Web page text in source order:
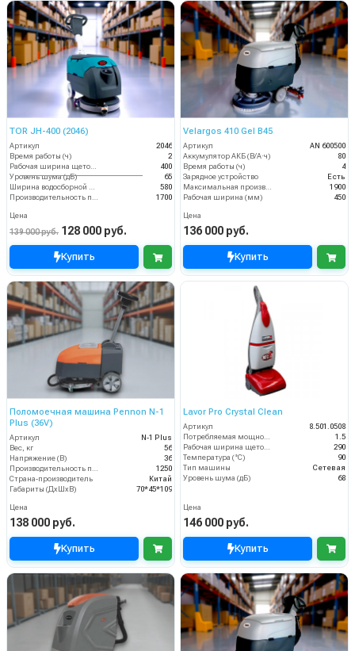
TOR JH-400 (2046)
Артикул
2046
Время работы (ч)
2
Рабочая ширина щеток (мм)
400
Уровень шума (дБ)
65
Ширина водосборной рейки
580
Производительность по площади (м2/ч)
1700
Цена
139 000 руб. 128 000 руб.
Купить
Velargos 410 Gel B45
Артикул
AN 600500
Аккумулятор АКБ (В/А·ч)
80
Время работы (ч)
4
Зарядное устройство
Есть
Максимальная производительность (кв.м/час)
1900
Рабочая ширина (мм)
450
Цена
136 000 руб.
Купить
Поломоечная машина Pennon N-1
Plus (36V)
Артикул
N-1 Plus
Вес, кг
56
Напряжение (В)
36
1250
Страна-производитель
Китай
Габариты (ДхШхВ)
70*45*109
Цена
138 000 руб.
Купить
Lavor Pro Crystal Clean
Артикул
8.501.0508
1.5
290
Температура (°C)
90
Тип машины
Сетевая
Уровень шума (дБ)
68
Цена
146 000 руб.
Купить